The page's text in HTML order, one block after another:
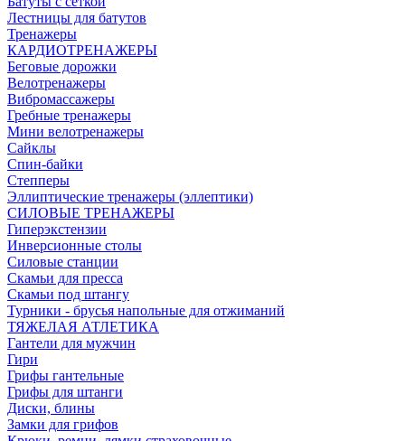
Лестницы для батутов
Тренажеры
КАРДИОТРЕНАЖЕРЫ
Беговые дорожки
Велотренажеры
Вибромассажеры
Гребные тренажеры
Мини велотренажеры
Сайклы
Спин-байки
Степперы
Эллиптические тренажеры (эллептики)
СИЛОВЫЕ ТРЕНАЖЕРЫ
Гиперэкстензии
Инверсионные столы
Силовые станции
Скамьи для пресса
Скамьи под штангу
Турники - брусья напольные для отжиманий
ТЯЖЕЛАЯ АТЛЕТИКА
Гантели для мужчин
Гири
Грифы гантельные
Грифы для штанги
Диски, блины
Замки для грифов